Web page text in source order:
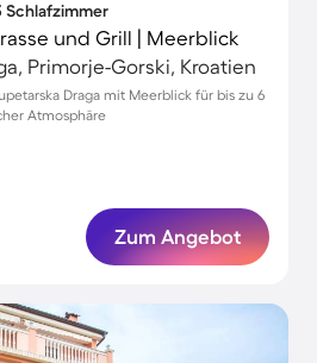
Schlafzimmer
und Grill | Meerblick
Primorje-Gorski, Kroatien
Draga mit Meerblick für bis zu 6
Atmosphäre
Zum Angebot